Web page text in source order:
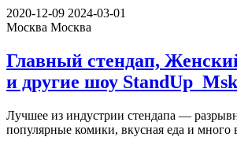
2020-12-09 2024-03-01
Москва Москва
Главный стендап,
и другие шоу StandUp_Msk
Лучшее из индустрии стендапа —
популярные комики, вкусная еда и много